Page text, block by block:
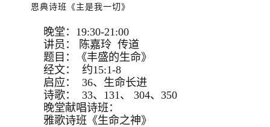
恩典诗班《主是我一切》
晚堂：19:30-21:00
讲员： 陈嘉玲 传道
题目：《丰盛的生命》
经文： 约15:1-8
启应： 36、生命长进
诗歌： 33、131、 304、350
晚堂献唱诗班：
雅歌诗班《生命之神》